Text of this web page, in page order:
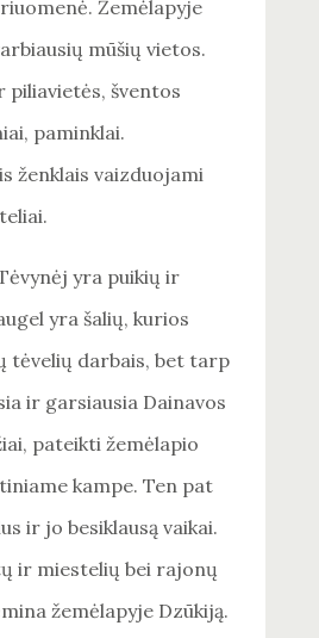
Žemėlapyje
mūšių vietos.
piliavietės, šventos
paminklai.
ženklais vaizduojami
yra puikių ir
yra šalių, kurios
tėvelių darbais, bet tarp
ir garsiausia Dainavos
pateikti žemėlapio
kampe. Ten pat
ir jo besiklausą vaikai.
ir miestelių bei rajonų
žemėlapyje Dzūkiją.